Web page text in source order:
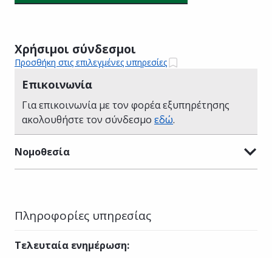
Χρήσιμοι σύνδεσμοι
Προσθήκη στις επιλεγμένες υπηρεσίες
Επικοινωνία
Για επικοινωνία με τον φορέα εξυπηρέτησης
ακολουθήστε τον σύνδεσμο εδώ.
Νομοθεσία
Πληροφορίες υπηρεσίας
Τελευταία ενημέρωση: